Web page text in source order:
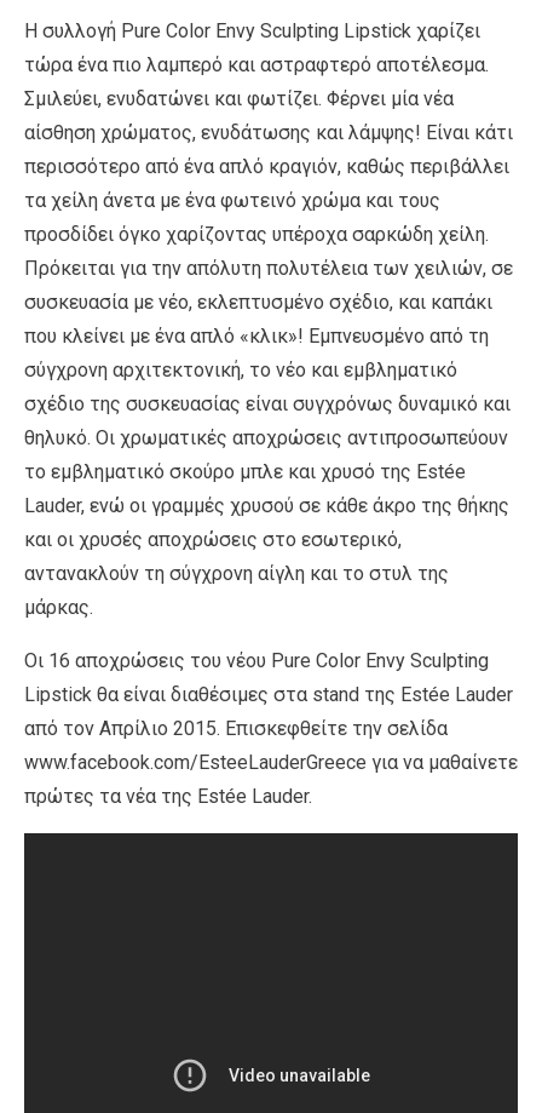
Η συλλογή Pure Color Envy Sculpting Lipstick χαρίζει
τώρα ένα πιο λαμπερό και αστραφτερό αποτέλεσμα.
Σμιλεύει, ενυδατώνει και φωτίζει. Φέρνει μία νέα
αίσθηση χρώματος, ενυδάτωσης και λάμψης! Είναι κάτι
περισσότερο από ένα απλό κραγιόν, καθώς περιβάλλει
τα χείλη άνετα με ένα φωτεινό χρώμα και τους
προσδίδει όγκο χαρίζοντας υπέροχα σαρκώδη χείλη.
Πρόκειται για την απόλυτη πολυτέλεια των χειλιών, σε
συσκευασία με νέο, εκλεπτυσμένο σχέδιο, και καπάκι
που κλείνει με ένα απλό «κλικ»! Εμπνευσμένο από τη
σύγχρονη αρχιτεκτονική, το νέο και εμβληματικό
σχέδιο της συσκευασίας είναι συγχρόνως δυναμικό και
θηλυκό. Οι χρωματικές αποχρώσεις αντιπροσωπεύουν
το εμβληματικό σκούρο μπλε και χρυσό της Estée
Lauder, ενώ οι γραμμές χρυσού σε κάθε άκρο της θήκης
και οι χρυσές αποχρώσεις στο εσωτερικό,
αντανακλούν τη σύγχρονη αίγλη και το στυλ της
μάρκας.
Οι 16 αποχρώσεις του νέου Pure Color Envy Sculpting
Lipstick θα είναι διαθέσιμες στα stand της Estée Lauder
από τον Απρίλιο 2015. Επισκεφθείτε την σελίδα
www.facebook.com/EsteeLauderGreece για να μαθαίνετε
πρώτες τα νέα της Estée Lauder.